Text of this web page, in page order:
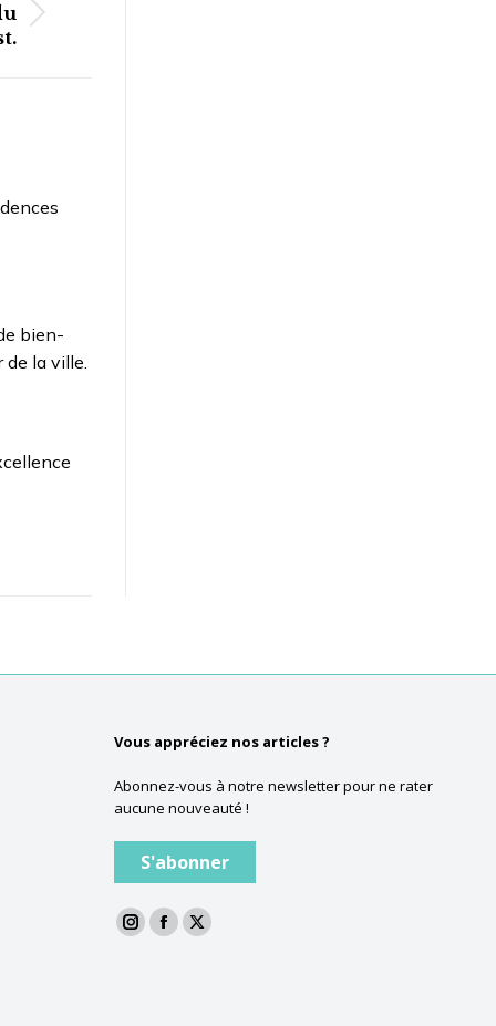
bien-
la ville.
Vous appréciez nos articles ?
Abonnez-vous à notre newsletter pour ne rater
aucune nouveauté !
S'abonner
La
La
La